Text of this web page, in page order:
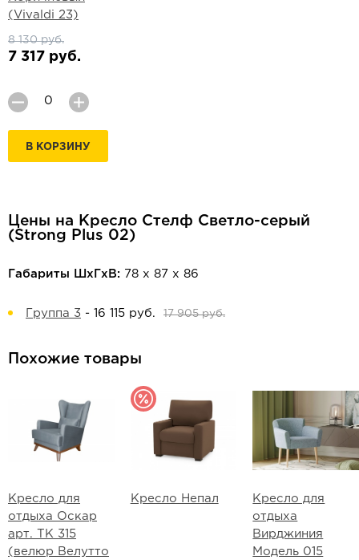
(Vivaldi 23)
8 130 руб.
7 317 руб.
В КОРЗИНУ
Цены на Кресло Стелф Светло-серый
(Strong Plus 02)
Габариты ШхГхВ: 78 х 87 х 86
Группа 3 - 16 115 руб. 17 905 руб.
Похожие товары
Кресло для
отдыха Оскар
арт. ТК 315
(велюр Велутто
Кресло Непал
Кресло для
отдыха
Вирджиния
Модель 015